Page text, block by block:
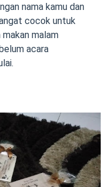
nama kamu dan
cocok untuk
malam
acara